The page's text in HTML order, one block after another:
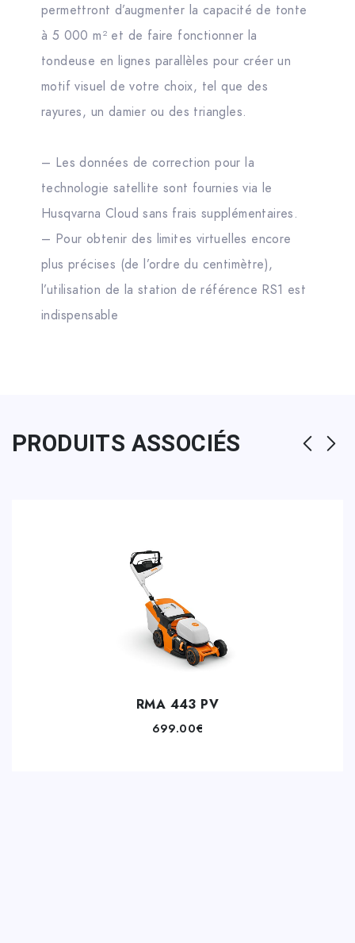
permettront d’augmenter la capacité de tonte
à 5 000 m² et de faire fonctionner la
tondeuse en lignes parallèles pour créer un
motif visuel de votre choix, tel que des
rayures, un damier ou des triangles.
– Les données de correction pour la
technologie satellite sont fournies via le
Husqvarna Cloud sans frais supplémentaires.
– Pour obtenir des limites virtuelles encore
plus précises (de l’ordre du centimètre),
l’utilisation de la station de référence RS1 est
indispensable
PRODUITS ASSOCIÉS
RMA 443 PV
699.00€